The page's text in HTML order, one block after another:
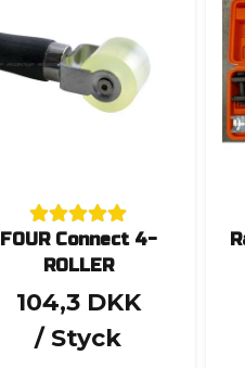
FOUR Connect 4-
ROLLER
104,3 DKK
/ Styck